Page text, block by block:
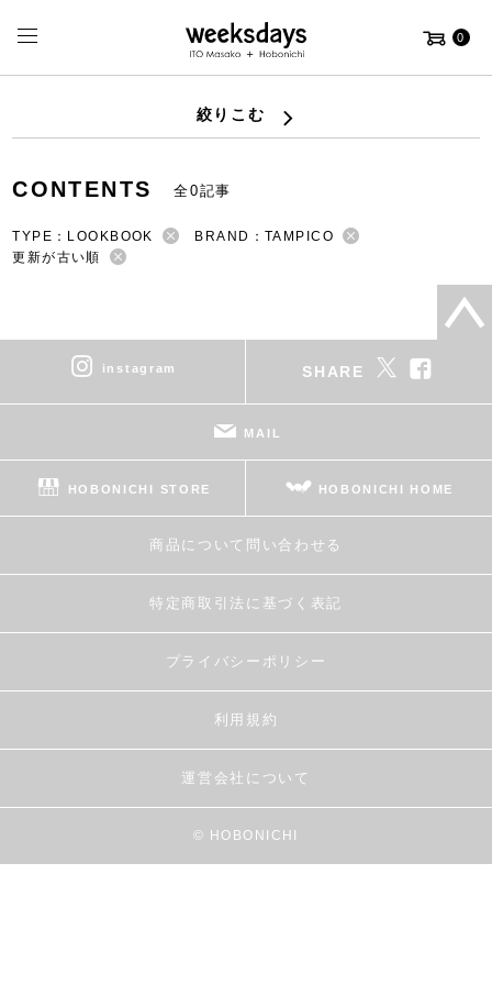
0
絞りこむ
CONTENTS 全0記事
TYPE：LOOKBOOK
BRAND：TAMPICO
更新が古い順
instagram SHARE
MAIL
HOBONICHI STORE HOBONICHI HOME
商品について問い合わせる
特定商取引法に基づく表記
プライバシーポリシー
利用規約
運営会社について
© HOBONICHI